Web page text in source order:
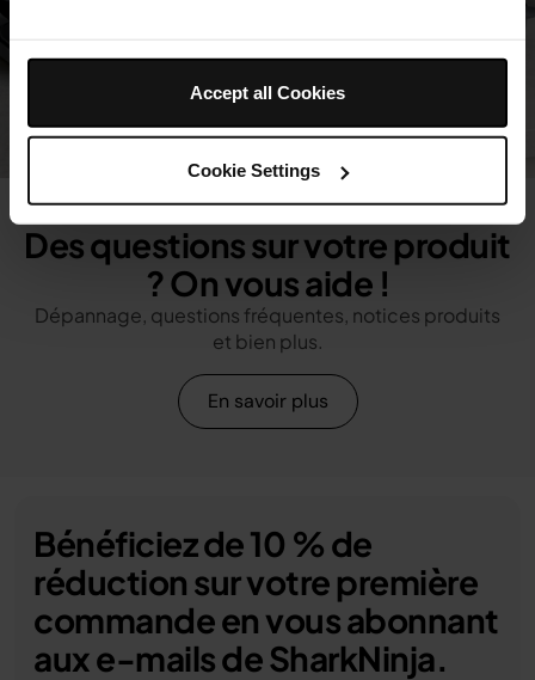
Accept all Cookies
Cookie Settings
Des questions sur votre produit
? On vous aide !
Dépannage, questions fréquentes, notices produits
et bien plus.
En savoir plus
Bénéficiez de 10 % de
réduction sur votre première
commande en vous abonnant
aux e-mails de SharkNinja.